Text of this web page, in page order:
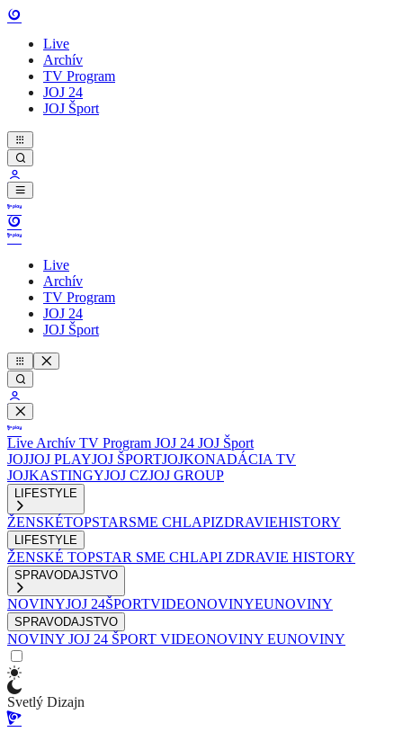
Live
Archív
TV Program
JOJ 24
JOJ Šport
Live
Archív
TV Program
JOJ 24
JOJ Šport
Live Archív TV Program JOJ 24 JOJ Šport
JOJJOJ PLAYJOJ ŠPORTJOJKONADÁCIA TV
JOJKASTINGYJOJ CZJOJ GROUP
LIFESTYLE
ŽENSKÉTOPSTARSME CHLAPIZDRAVIEHISTORY
LIFESTYLE
ŽENSKÉ TOPSTAR SME CHLAPI ZDRAVIE HISTORY
SPRAVODAJSTVO
NOVINYJOJ 24ŠPORTVIDEONOVINYEUNOVINY
SPRAVODAJSTVO
NOVINY JOJ 24 ŠPORT VIDEONOVINY EUNOVINY
Svetlý Dizajn